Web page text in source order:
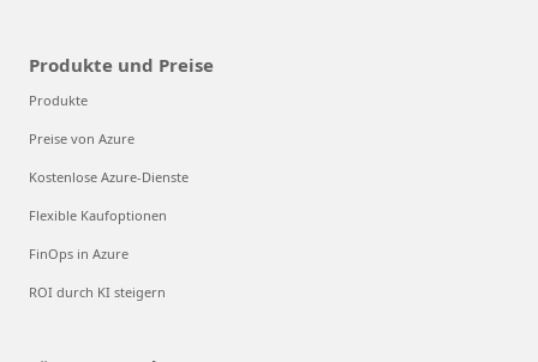
Produkte und Preise
Produkte
Preise von Azure
Kostenlose Azure-Dienste
Flexible Kaufoptionen
FinOps in Azure
ROI durch KI steigern